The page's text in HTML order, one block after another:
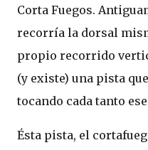
Corta Fuegos.
recorría la dorsal
propio recorrido
(y existe) una pista
tocando cada tanto
Ésta pista, el